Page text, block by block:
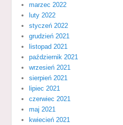
marzec 2022
luty 2022
styczeń 2022
grudzień 2021
listopad 2021
październik 2021
wrzesień 2021
sierpień 2021
lipiec 2021
czerwiec 2021
maj 2021
kwiecień 2021